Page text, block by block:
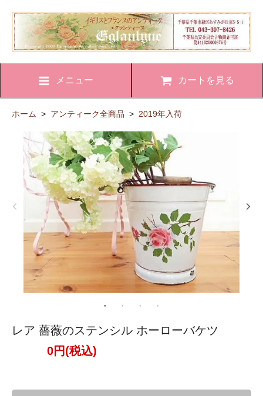
メニュー カートを見る
ホーム > アンティーク全商品 > 2019年入荷
レア 薔薇のステンシル ホーローバケツ
0円(税込)